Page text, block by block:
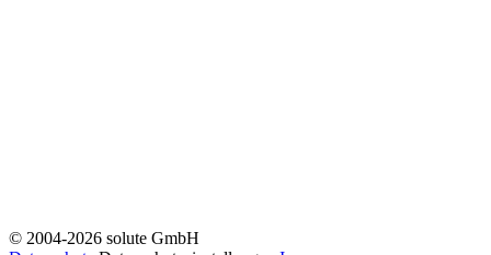
© 2004-2026 solute GmbH